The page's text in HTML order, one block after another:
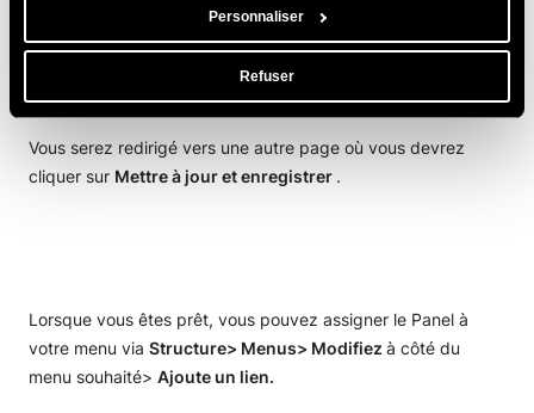
Personnaliser
Refuser
Vous serez redirigé vers une autre page où vous devrez
cliquer sur Mettre à jour et enregistrer .
Lorsque vous êtes prêt, vous pouvez assigner le Panel à
votre menu via Structure> Menus> Modifiez à côté du
menu souhaité> Ajoute un lien.